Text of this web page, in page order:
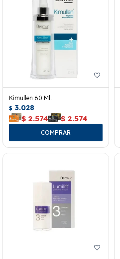
Kimullen 60 Ml.
$ 3.028
$ 2.574 $ 2.574